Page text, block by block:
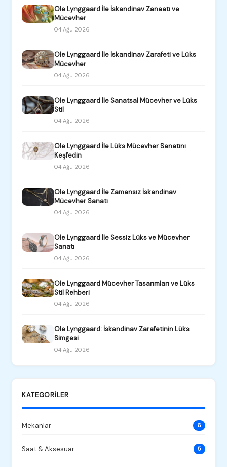
Ole Lynggaard İle İskandinav Zanaatı ve
Mücevher
04 Ağu 2026
Ole Lynggaard İle İskandinav Zarafeti ve Lüks
Mücevher
04 Ağu 2026
Ole Lynggaard İle Sanatsal Mücevher ve Lüks
Stil
04 Ağu 2026
Ole Lynggaard İle Lüks Mücevher Sanatını
Keşfedin
04 Ağu 2026
Ole Lynggaard İle Zamansız İskandinav
Mücevher Sanatı
04 Ağu 2026
Ole Lynggaard İle Sessiz Lüks ve Mücevher
Sanatı
04 Ağu 2026
Ole Lynggaard Mücevher Tasarımları ve Lüks
Stil Rehberi
04 Ağu 2026
Ole Lynggaard: İskandinav Zarafetinin Lüks
Simgesi
04 Ağu 2026
KATEGORILER
Mekanlar 6
Saat & Aksesuar 5